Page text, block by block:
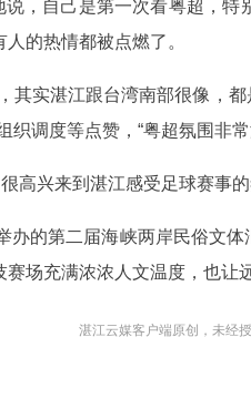
，自己是第一次看粤超，
的热情都被点燃了。
其实湛江跟台湾南部很像，
织调度等点赞，“粤超氛围非常
高兴来到湛江感受足球赛事的
的第二届海峡两岸民俗文
场充满浓浓人文温度，也让
湛江云媒客户端原创，未经